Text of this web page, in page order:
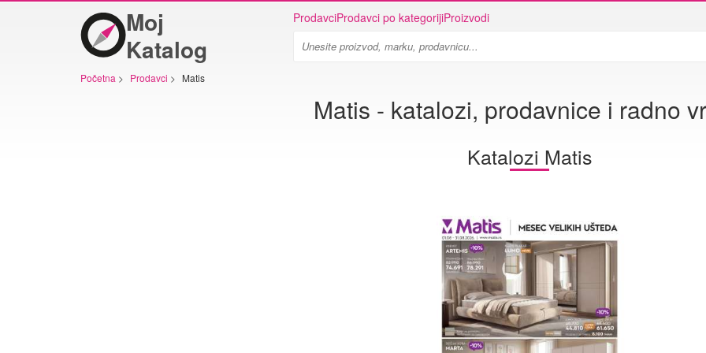
Moj
Katalog
ProdavciProdavci po kategorijiProizvodi
Početna > Prodavci > Matis
Matis - katalozi, prodavnice i radno
Katalozi Matis